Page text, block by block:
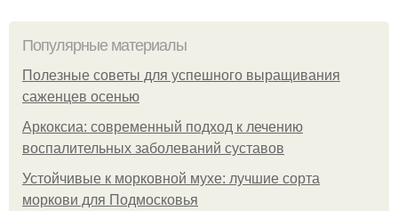
Популярные материалы
Полезные советы для успешного выращивания
саженцев осенью
Аркоксиа: современный подход к лечению
воспалительных заболеваний суставов
Устойчивые к морковной мухе: лучшие сорта
моркови для Подмосковья